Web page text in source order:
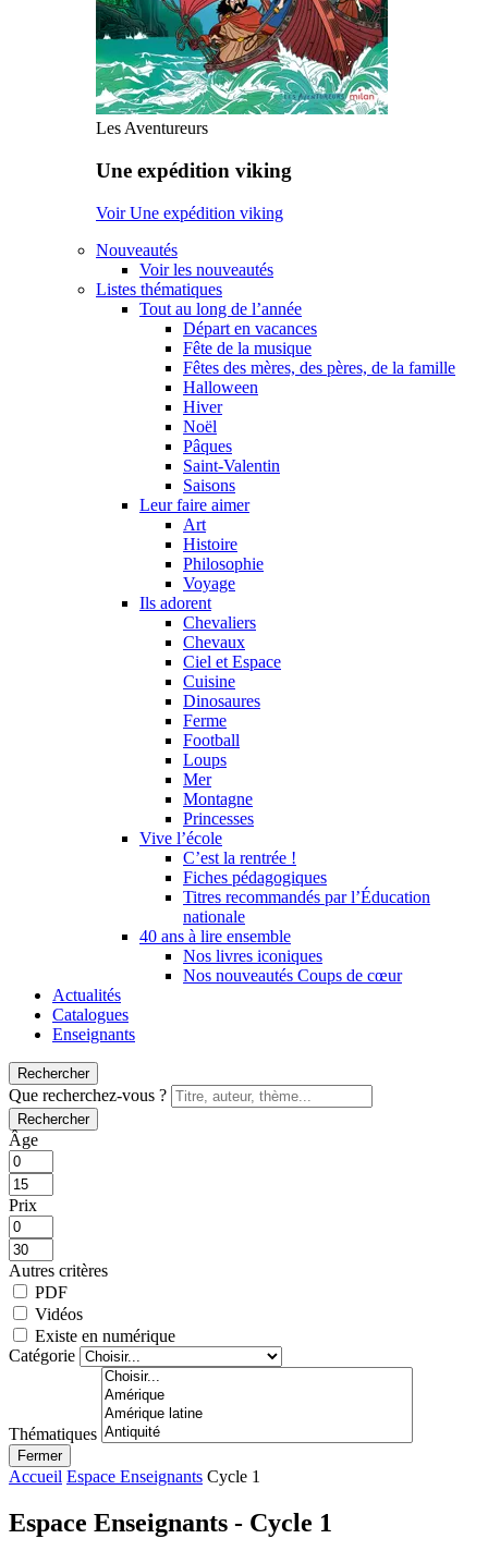
Les Aventureurs
Une expédition viking
Voir Une expédition viking
Nouveautés
Voir les nouveautés
Listes thématiques
Tout au long de l’année
Départ en vacances
Fête de la musique
Fêtes des mères, des pères, de la famille
Halloween
Hiver
Noël
Pâques
Saint-Valentin
Saisons
Leur faire aimer
Art
Histoire
Philosophie
Voyage
Ils adorent
Chevaliers
Chevaux
Ciel et Espace
Cuisine
Dinosaures
Ferme
Football
Loups
Mer
Montagne
Princesses
Vive l’école
C’est la rentrée !
Fiches pédagogiques
Titres recommandés par l’Éducation
nationale
40 ans à lire ensemble
Nos livres iconiques
Nos nouveautés Coups de cœur
Actualités
Catalogues
Enseignants
Rechercher
Que recherchez-vous ?
Rechercher
Âge
Prix
Autres critères
PDF
Vidéos
Existe en numérique
Catégorie
Thématiques
Fermer
Accueil Espace Enseignants Cycle 1
Espace Enseignants - Cycle 1